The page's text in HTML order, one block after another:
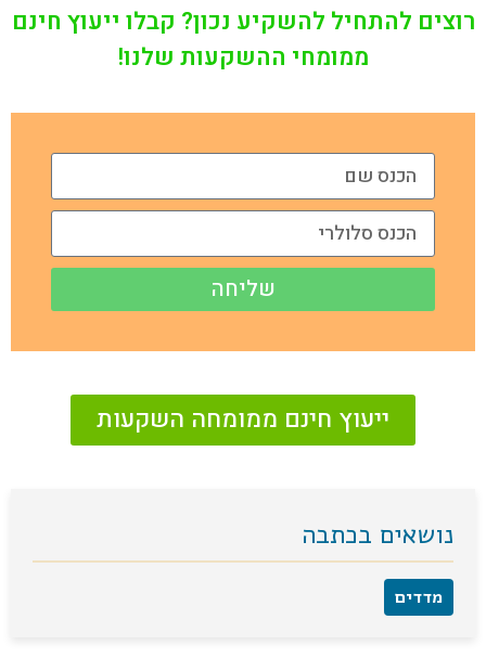
רוצים להתחיל להשקיע נכון? קבלו ייעוץ חינם
ממומחי ההשקעות שלנו!
שליחה
ייעוץ חינם ממומחה השקעות
נושאים בכתבה
מדדים